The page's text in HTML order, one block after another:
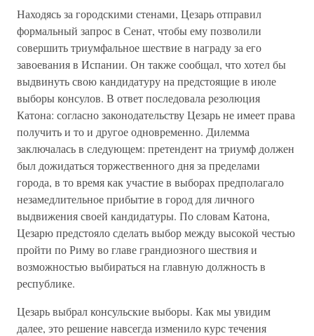
Находясь за городскими стенами, Цезарь отправил
формальный запрос в Сенат, чтобы ему позволили
совершить триумфальное шествие в награду за его
завоевания в Испании. Он также сообщал, что хотел бы
выдвинуть свою кандидатуру на предстоящие в июле
выборы консулов. В ответ последовала резолюция
Катона: согласно законодательству Цезарь не имеет права
получить и то и другое одновременно. Дилемма
заключалась в следующем: претендент на триумф должен
был дожидаться торжественного дня за пределами
города, в то время как участие в выборах предполагало
незамедлительное прибытие в город для личного
выдвижения своей кандидатуры. По словам Катона,
Цезарю предстояло сделать выбор между высокой честью
пройти по Риму во главе грандиозного шествия и
возможностью выбираться на главную должность в
республике.
Цезарь выбрал консульские выборы. Как мы увидим
далее, это решение навсегда изменило курс течения